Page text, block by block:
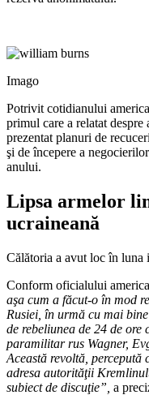
Imago
Potrivit cotidianului
primul care a relatat
prezentat planuri de
şi de începere a
anului.
Lipsa armelor
ucraineană
Călătoria a avut loc în luna
Conform oficialului
aşa cum a făcut-o în mod
Rusiei, în urmă cu mai
de rebeliunea de 24 de
paramilitar rus Wagner,
Această revoltă,
adresa autorităţii
subiect de discuţie”, a